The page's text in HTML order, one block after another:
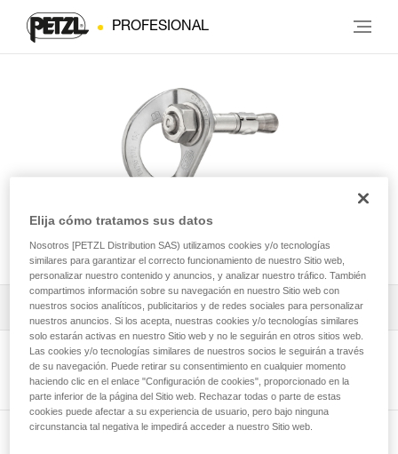
PROFESIONAL
COEUR BOLT STEEL
Descargar ficha técnica (PDF)
Technical Notice
Ver la página del producto
Elija cómo tratamos sus datos
Nosotros [PETZL Distribution SAS) utilizamos cookies y/o tecnologías
similares para garantizar el correcto funcionamiento de nuestro Sitio web,
personalizar nuestro contenido y anuncios, y analizar nuestro tráfico. También
compartimos información sobre su navegación en nuestro Sitio web con
nuestros socios analíticos, publicitarios y de redes sociales para personalizar
nuestros anuncios. Si los acepta, nuestras cookies y/o tecnologías similares
solo estarán activas en nuestro Sitio web y no le seguirán en otros sitios web.
Las cookies y/o tecnologías similares de nuestros socios le seguirán a través
de su navegación. Puede retirar su consentimiento en cualquier momento
haciendo clic en el enlace "Configuración de cookies", proporcionado en la
parte inferior de la página del Sitio web. Rechazar todas o parte de estas
cookies puede afectar a su experiencia de usuario, pero bajo ninguna
circunstancia tal negativa le impedirá acceder a nuestro Sitio web.